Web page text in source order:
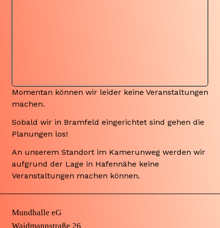
Momentan können wir leider keine Veranstaltungen
machen.
Sobald wir in Bramfeld eingerichtet sind gehen die
Planungen los!
An unserem Standort im Kamerunweg werden wir
aufgrund der Lage in Hafennähe keine
Veranstaltungen machen können.
Mundhalle eG
Waidmannstraße 26